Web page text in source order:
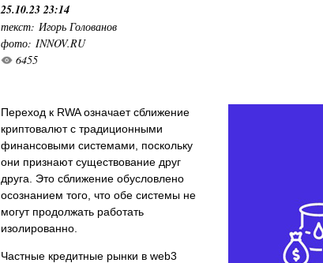
25.10.23 23:14
текст: Игорь Голованов
фото: INNOV.RU
6455
Переход к RWA означает сближение
криптовалют с традиционными
финансовыми системами, поскольку
они признают существование друг
друга. Это сближение обусловлено
осознанием того, что обе системы не
могут продолжать работать
изолированно.
Частные кредитные рынки в web3